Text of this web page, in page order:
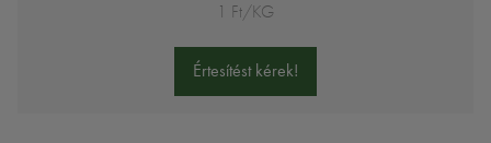
1 Ft/KG
Értesítést kérek!